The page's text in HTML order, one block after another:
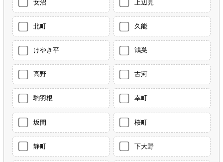
女沼 上辺見
北町 久能
けやき平 鴻巣
高野 古河
駒羽根 幸町
坂間 桜町
静町 下大野